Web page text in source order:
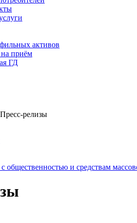
активов
на приём
ГД
релизы
общественностью и средствам